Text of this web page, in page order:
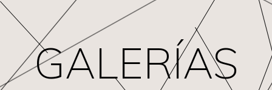
GALERÍAS